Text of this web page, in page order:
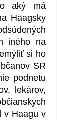
aký má
Haagsky
iného na
si ho
SR
podnetu
lekárov,
v Haagu v